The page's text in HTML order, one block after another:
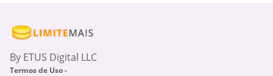
By ETUS Digital LLC
Termos de Uso -